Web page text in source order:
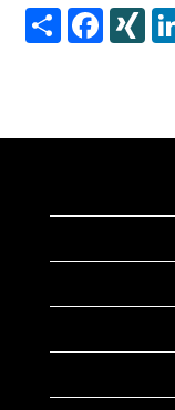
Share FacebookXING